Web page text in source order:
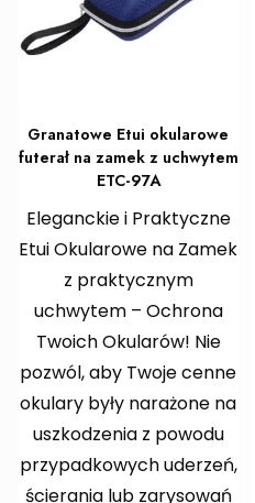
Granatowe Etui okularowe
futerał na zamek z uchwytem
ETC-97A
Eleganckie i Praktyczne
Etui Okularowe na Zamek
z praktycznym
uchwytem – Ochrona
Twoich Okularów! Nie
pozwól, aby Twoje cenne
okulary były narażone na
uszkodzenia z powodu
przypadkowych uderzeń,
ścierania lub zarysowań